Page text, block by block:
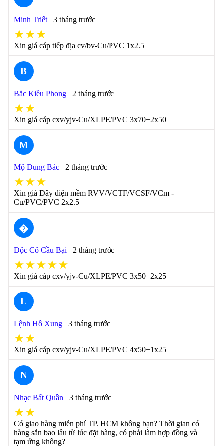
Minh Triết 3 tháng trước
★★★
Xin giá cáp tiếp địa cv/bv-Cu/PVC 1x2.5
B
Bắc Kiều Phong 2 tháng trước
★★
Xin giá cáp cxv/yjv-Cu/XLPE/PVC 3x70+2x50
M
Mộ Dung Bác 2 tháng trước
★★★
Xin giá Dây điện mềm RVV/VCTF/VCSF/VCm -
Cu/PVC/PVC 2x2.5
�
Độc Cô Cầu Bại 2 tháng trước
★★★★★
Xin giá cáp cxv/yjv-Cu/XLPE/PVC 3x50+2x25
L
Lệnh Hồ Xung 3 tháng trước
★★
Xin giá cáp cxv/yjv-Cu/XLPE/PVC 4x50+1x25
N
Nhạc Bất Quần 3 tháng trước
★★
Có giao hàng miễn phí TP. HCM không bạn? Thời gian có
hàng sẵn bao lâu từ lúc đặt hàng, có phải làm hợp đồng và
tạm ứng không?